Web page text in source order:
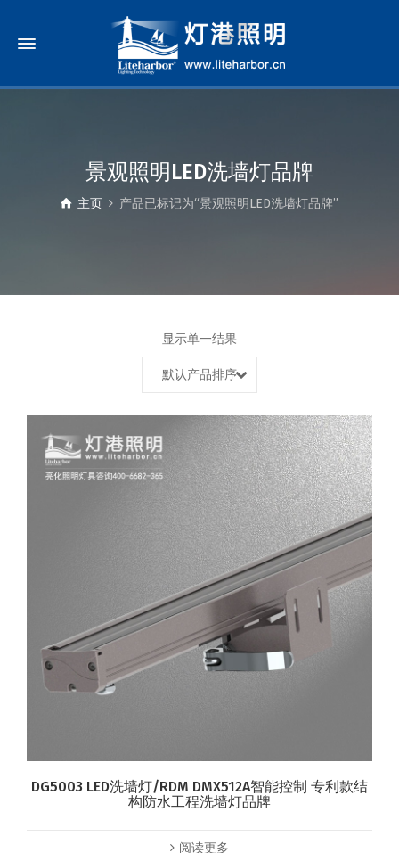
景观照明LED洗墙灯品牌
主页 产品已标记为“景观照明LED洗墙灯品牌”
显示单一结果
默认产品排序
DG5003 LED洗墙灯/RDM DMX512A智能控制 专利款结
构防水工程洗墙灯品牌
阅读更多